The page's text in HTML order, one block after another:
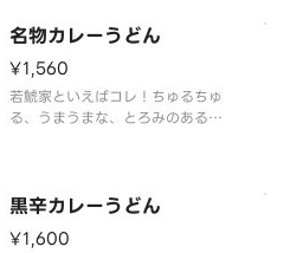
名物カレーうどん
¥1,560
若鯱家といえばコレ！ちゅるちゅ
る、うまうまな、とろみのあるピ
黒辛カレーうどん
¥1,600